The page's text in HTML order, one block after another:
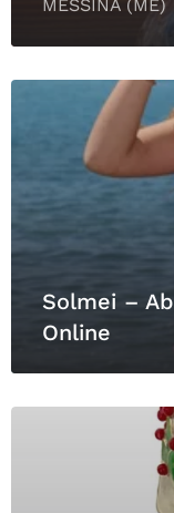
MESSINA (ME)
Solmei –
Online